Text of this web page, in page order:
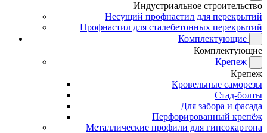
Индустриальное строительство
Несущий профнастил для перекрытий
Профнастил для сталебетонных перекрытий
Комплектующие
Комплектующие
Крепеж
Крепеж
Кровельные саморезы
Стад-болты
Для забора и фасада
Перфорированный крепёж
Металлические профили для гипсокартона